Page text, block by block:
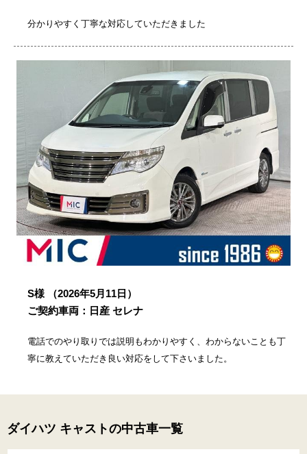
分かりやすく丁寧な対応していただきました
S様
（2026年5月11日）
ご契約車両：日産 セレナ
電話でのやり取りでは説明もわかりやすく、わからないことも丁
寧に教えていただき良い対応をして下さいました。
ダイハツ キャストの中古車一覧